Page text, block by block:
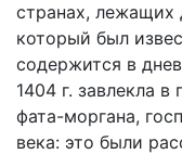
странах, лежащих
который был
содержится в
1404 г. завлекла
фата-моргана,
века: это были